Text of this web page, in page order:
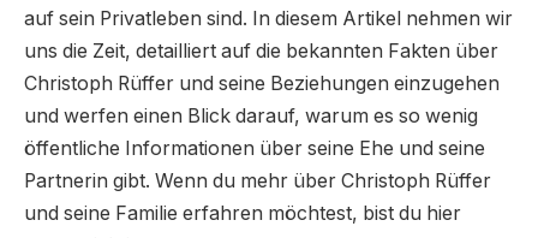
auf sein Privatleben sind. In diesem Artikel nehmen wir
uns die Zeit, detailliert auf die bekannten Fakten über
Christoph Rüffer und seine Beziehungen einzugehen
und werfen einen Blick darauf, warum es so wenig
öffentliche Informationen über seine Ehe und seine
Partnerin gibt. Wenn du mehr über Christoph Rüffer
und seine Familie erfahren möchtest, bist du hier